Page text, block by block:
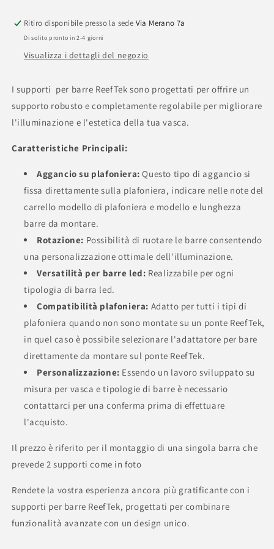
plafoniera
plafoniera
Ritiro disponibile presso la sede Via Merano 7a
Di solito pronto in 2-4 giorni
Visualizza i dettagli del negozio
I supporti per barre ReefTek sono progettati per offrire un
supporto robusto e completamente regolabile per migliorare
l'illuminazione e l'estetica della tua vasca.
Caratteristiche Principali:
Aggancio su plafoniera: Questo tipo di aggancio si
fissa direttamente sulla plafoniera, indicare nelle note del
carrello modello di plafoniera e modello e lunghezza
barre da montare.
Rotazione: Possibilità di ruotare le barre consentendo
una personalizzazione ottimale dell'illuminazione.
Versatilità per barre led: Realizzabile per ogni
tipologia di barra led.
Compatibilità plafoniera: Adatto per tutti i tipi di
plafoniera quando non sono montate su un ponte ReefTek,
in quel caso è possibile selezionare l'adattatore per bare
direttamente da montare sul ponte ReefTek.
Personalizzazione: Essendo un lavoro sviluppato su
misura per vasca e tipologie di barre è necessario
contattarci per una conferma prima di effettuare
l'acquisto.
Il prezzo è riferito per il montaggio di una singola barra che
prevede 2 supporti come in foto
Rendete la vostra esperienza ancora più gratificante con i
supporti per barre ReefTek, progettati per combinare
funzionalità avanzate con un design unico.